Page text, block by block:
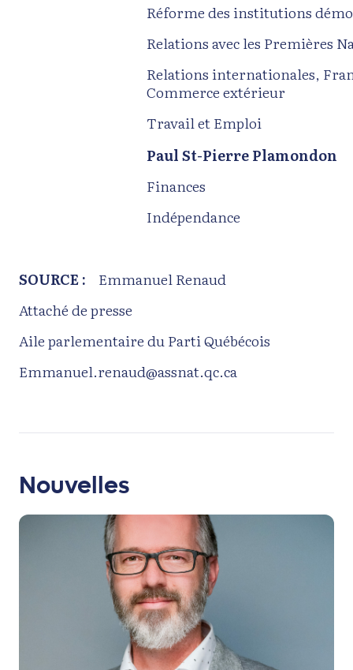
Réforme des institutions
Relations avec les Premières
Relations internationales,
Commerce extérieur
Travail et Emploi
Paul St-Pierre Plamondon
Finances
Indépendance
SOURCE : Emmanuel Renaud
Attaché de presse
Aile parlementaire du Parti Québécois
Emmanuel.renaud@assnat.qc.ca
Nouvelles